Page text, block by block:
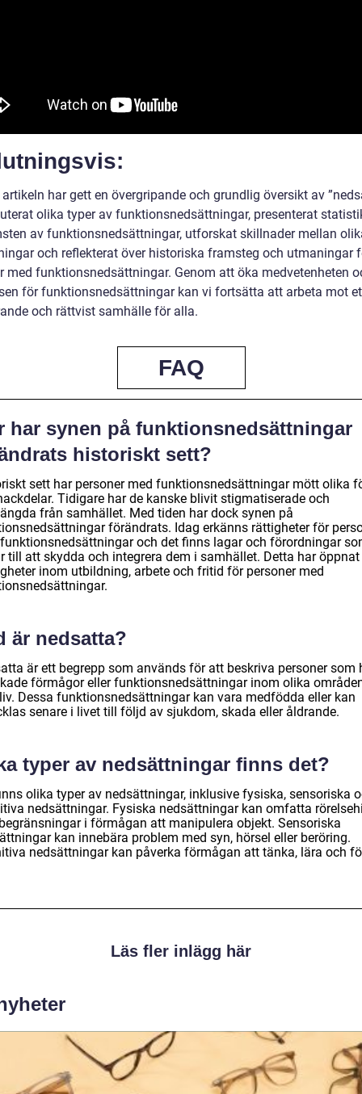
har gett en övergripande och grundlig översikt av
olika typer av funktionsnedsättningar, presenterat
av funktionsnedsättningar, utforskat skillnader mellan
och reflekterat över historiska framsteg och utmaningar
med funktionsnedsättningar. Genom att öka medvetenheten
för funktionsnedsättningar kan vi fortsätta att arbeta mot
och rättvist samhälle för alla.
FAQ
har synen på funktionsnedsättningar
historiskt sett?
sett har personer med funktionsnedsättningar mött olika
Tidigare har de kanske blivit stigmatiserade och
från samhället. Med tiden har dock synen på
förändrats. Idag erkänns rättigheter för
och det finns lagar och förordningar
till att skydda och integrera dem i samhället. Detta har
inom utbildning, arbete och fritid för personer med
är nedsatta?
är ett begrepp som används för att beskriva personer som
förmågor eller funktionsnedsättningar inom olika
Dessa funktionsnedsättningar kan vara medfödda eller kan
senare i livet till följd av sjukdom, skada eller åldrande.
typer av nedsättningar finns det?
olika typer av nedsättningar, inklusive fysiska, sensoriska
nedsättningar. Fysiska nedsättningar kan omfatta
i förmågan att manipulera objekt. Sensoriska
kan innebära problem med syn, hörsel eller beröring.
nedsättningar kan påverka förmågan att tänka, lära och
Läs fler inlägg här